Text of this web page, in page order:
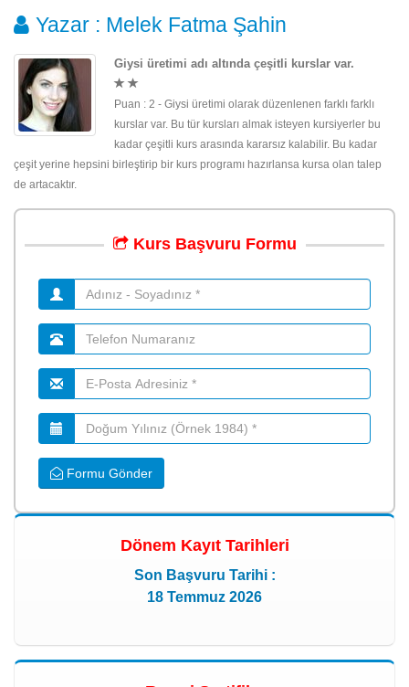
Yazar : Melek Fatma Şahin
Giysi üretimi adı altında çeşitli kurslar var.
Puan : 2 - Giysi üretimi olarak düzenlenen farklı farklı
kurslar var. Bu tür kursları almak isteyen kursiyerler bu
kadar çeşitli kurs arasında kararsız kalabilir. Bu kadar
çeşit yerine hepsini birleştirip bir kurs programı hazırlansa kursa olan talep
de artacaktır.
Kurs Başvuru Formu
Formu Gönder
Dönem Kayıt Tarihleri
Son Başvuru Tarihi :
18 Temmuz 2026